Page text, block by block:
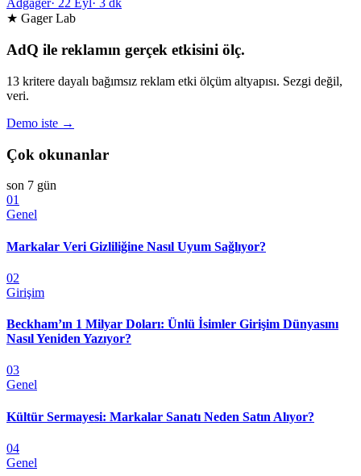
Adgager· 22 Eyl· 3 dk
★ Gager Lab
AdQ ile reklamın gerçek etkisini ölç.
13 kritere dayalı bağımsız reklam etki ölçüm altyapısı. Sezgi değil,
veri.
Demo iste →
Çok okunanlar
son 7 gün
01
Genel
Markalar Veri Gizliliğine Nasıl Uyum Sağlıyor?
02
Girişim
Beckham’ın 1 Milyar Doları: Ünlü İsimler Girişim Dünyasını
Nasıl Yeniden Yazıyor?
03
Genel
Kültür Sermayesi: Markalar Sanatı Neden Satın Alıyor?
04
Genel